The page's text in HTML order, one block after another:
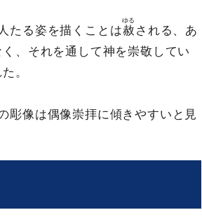
たる姿を描くことは赦
ゆる
される、あ
、それを通して神を崇敬してい
。
彫像は偶像崇拝に傾きやすいと見